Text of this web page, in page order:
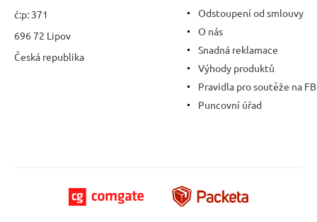
č:p: 371
696 72 Lipov
Česká republika
Odstoupení od smlouvy
O nás
Snadná reklamace
Výhody produktů
Pravidla pro soutěže na FB
Puncovní úřad